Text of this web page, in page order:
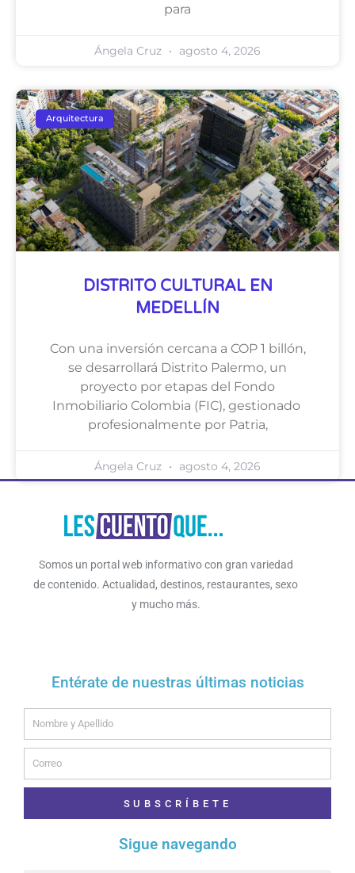
para
Ángela Cruz agosto 4, 2026
Arquitectura
DISTRITO CULTURAL EN
MEDELLÍN
Con una inversión cercana a COP 1 billón,
se desarrollará Distrito Palermo, un
proyecto por etapas del Fondo
Inmobiliario Colombia (FIC), gestionado
profesionalmente por Patria,
Ángela Cruz agosto 4, 2026
Somos un portal web informativo con gran variedad
de contenido. Actualidad, destinos, restaurantes, sexo
y mucho más.
Entérate de nuestras últimas noticias
SUBSCRÍBETE
Sigue navegando